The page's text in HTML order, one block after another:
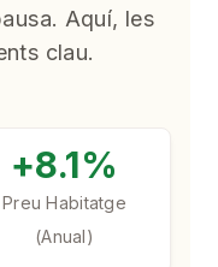
Aquí, les
clau.
+8.1%
Preu Habitatge
(Anual)